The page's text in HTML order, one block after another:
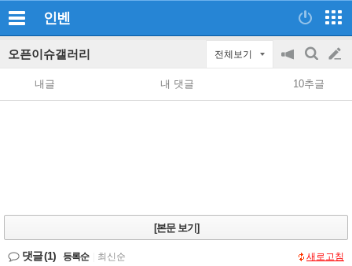
인벤
오픈이슈갤러리 전체보기
공
지
on/off
검
색
글
쓰
내글 내 댓글 10추글
[본문 보기]
댓글(1) 등록순 최신순 새로고침